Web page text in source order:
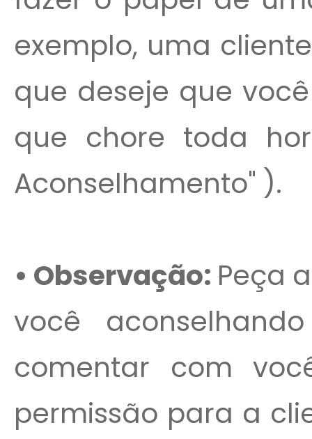
exemplo, uma
que deseje que
que chore toda
Aconselhamento" ).
• Observação: Peça
você
comentar com
permissão para a